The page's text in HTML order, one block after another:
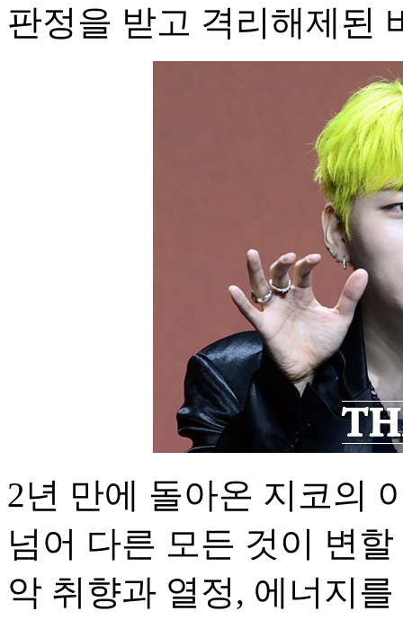
판정을 받고 격리해제된
2년 만에 돌아온 지코의
넘어 다른 모든 것이 변
악 취향과 열정, 에너지